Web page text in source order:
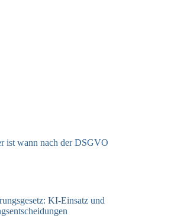
ist wann nach der DSGVO